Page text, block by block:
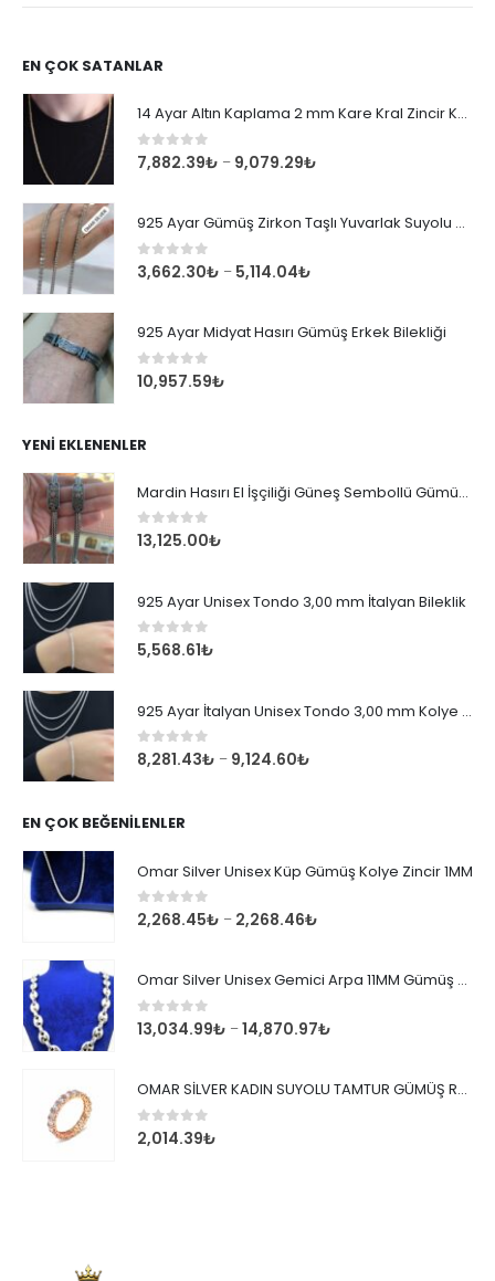
EN ÇOK SATANLAR
14 Ayar Altın Kaplama 2 mm Kare Kral Zincir Kolye
0 out of 5
7,882.39₺ – 9,079.29₺
925 Ayar Gümüş Zirkon Taşlı Yuvarlak Suyolu Bileklik
0 out of 5
3,662.30₺ – 5,114.04₺
925 Ayar Midyat Hasırı Gümüş Erkek Bilekliği
0out of 5
10,957.59₺
YENI EKLENENLER
Mardin Hasırı El İşçiliği Güneş Sembollü Gümüş Erkek Bileklik
0out of 5
13,125.00₺
925 Ayar Unisex Tondo 3,00 mm İtalyan Bileklik
0 out of 5
5,568.61₺
925 Ayar İtalyan Unisex Tondo 3,00 mm Kolye Zincir
0 out of 5
8,281.43₺ – 9,124.60₺
EN ÇOK BEĞENILENLER
Omar Silver Unisex Küp Gümüş Kolye Zincir 1MM
0 out of 5
2,268.45₺ – 2,268.46₺
Omar Silver Unisex Gemici Arpa 11MM Gümüş Kolye Zincir
0out of 5
13,034.99₺ –14,870.97₺
OMAR SİLVER KADIN SUYOLU TAMTUR GÜMÜŞ ROSE YÜZÜK SU YOLU TAMTUR YÜZÜK Omr8149
0 out of 5
2,014.39₺